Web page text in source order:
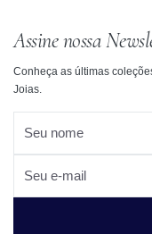
Assine nossa
Conheça as últimas
Joias.
Seu nome
Seu e-mail